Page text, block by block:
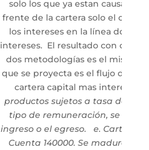
solo los que ya estan
frente de la cartera solo el
los intereses en la línea donde
intereses. El resultado con
dos metodologías es el mismo,
que se proyecta es el flujo de
cartera capital mas intereses:
productos sujetos a tasa de
tipo de remuneración, se
ingreso o el egreso.
e. Cartera
Cuenta 140000. Se madura el